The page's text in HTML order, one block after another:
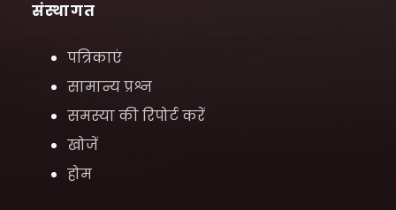
संस्थागत
पत्रिकाएं
सामान्य प्रश्न
समस्या की रिपोर्ट करें
खोजें
होम